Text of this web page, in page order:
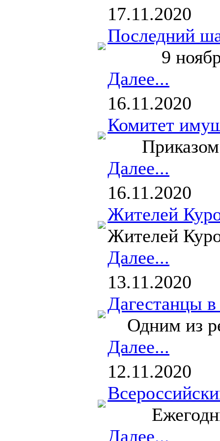
17.11.2020
Последний
9 ноября
Далее...
16.11.2020
Комитет
Приказом
Далее...
16.11.2020
Жителей
Жителей
Далее...
13.11.2020
Дагестанцы
Одним из
Далее...
12.11.2020
Ежегодный
Далее...